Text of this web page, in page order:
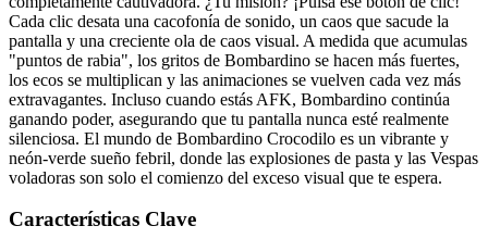
Cada clic desata una cacofonía de sonido, un caos que sacude la
pantalla y una creciente ola de caos visual. A medida que acumulas
"puntos de rabia", los gritos de Bombardino se hacen más fuertes,
los ecos se multiplican y las animaciones se vuelven cada vez más
extravagantes. Incluso cuando estás AFK, Bombardino continúa
ganando poder, asegurando que tu pantalla nunca esté realmente
silenciosa. El mundo de Bombardino Crocodilo es un vibrante y
neón-verde sueño febril, donde las explosiones de pasta y las Vespas
voladoras son solo el comienzo del exceso visual que te espera.
Características Clave